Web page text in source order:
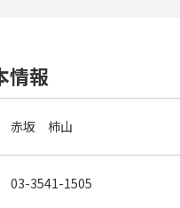
情報
赤坂 柿山
03-3541-1505